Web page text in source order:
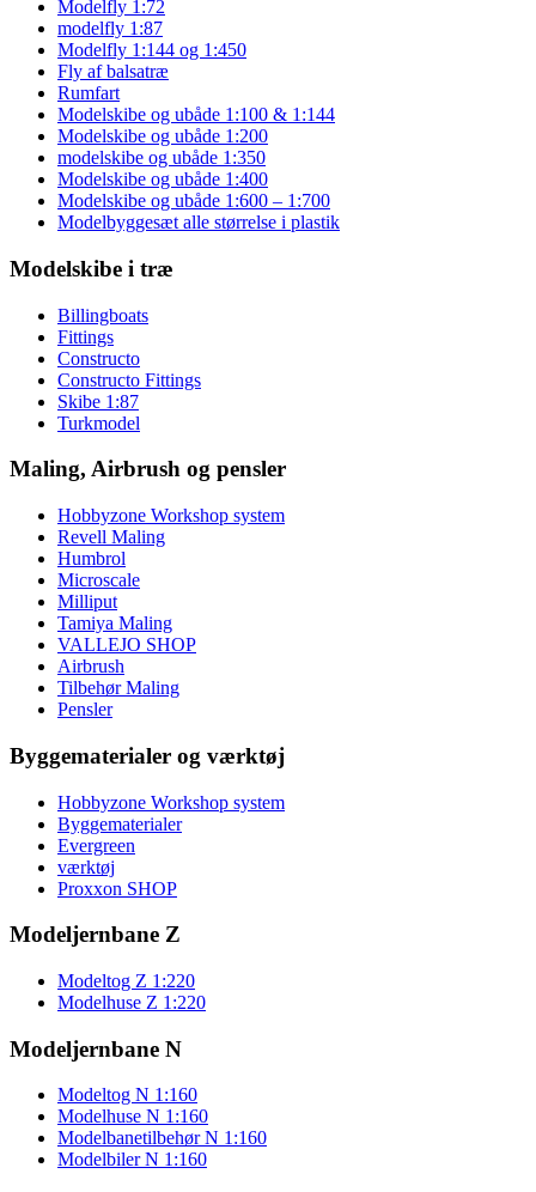
Modelfly 1:72
modelfly 1:87
Modelfly 1:144 og 1:450
Fly af balsatræ
Rumfart
Modelskibe og ubåde 1:100 & 1:144
Modelskibe og ubåde 1:200
modelskibe og ubåde 1:350
Modelskibe og ubåde 1:400
Modelskibe og ubåde 1:600 – 1:700
Modelbyggesæt alle størrelse i plastik
Modelskibe i træ
Billingboats
Fittings
Constructo
Constructo Fittings
Skibe 1:87
Turkmodel
Maling, Airbrush og pensler
Hobbyzone Workshop system
Revell Maling
Humbrol
Microscale
Milliput
Tamiya Maling
VALLEJO SHOP
Airbrush
Tilbehør Maling
Pensler
Byggematerialer og værktøj
Hobbyzone Workshop system
Byggematerialer
Evergreen
værktøj
Proxxon SHOP
Modeljernbane Z
Modeltog Z 1:220
Modelhuse Z 1:220
Modeljernbane N
Modeltog N 1:160
Modelhuse N 1:160
Modelbanetilbehør N 1:160
Modelbiler N 1:160